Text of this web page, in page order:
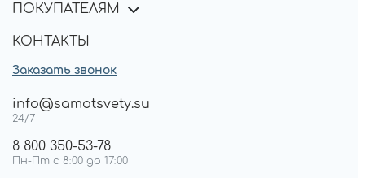
ПОКУПАТЕЛЯМ
КОНТАКТЫ
Заказать звонок
info@samotsvety.su
24/7
8 800 350-53-78
Пн-Пт с 8:00 до 17:00